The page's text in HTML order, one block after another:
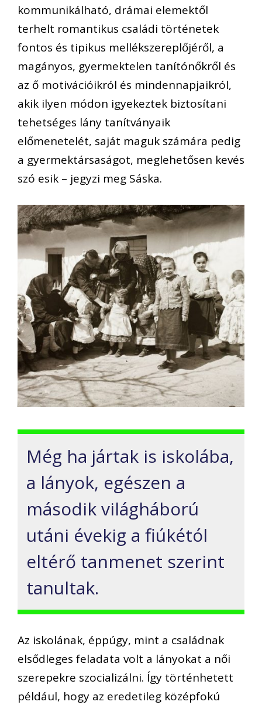
kommunikálható, drámai elemektől
terhelt romantikus családi történetek
fontos és tipikus mellékszereplőjéről, a
magányos, gyermektelen tanítónőkről és
az ő motivációikról és mindennapjaikról,
akik ilyen módon igyekeztek biztosítani
tehetséges lány tanítványaik
előmenetelét, saját maguk számára pedig
a gyermektársaságot, meglehetősen kevés
szó esik – jegyzi meg Sáska.
Még ha jártak is iskolába,
a lányok, egészen a
második világháború
utáni évekig a fiúkétól
eltérő tanmenet szerint
tanultak.
Az iskolának, éppúgy, mint a családnak
elsődleges feladata volt a lányokat a női
szerepekre szocializálni. Így történhetett
például, hogy az eredetileg középfokú